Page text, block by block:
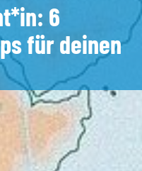
6
für deinen